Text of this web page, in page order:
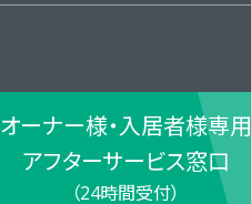
オーナー様・入居者様専用
アフターサービス窓口
（24時間受付）